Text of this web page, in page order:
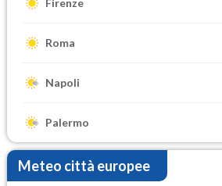
Firenze
Roma
Napoli
Palermo
Meteo città europee